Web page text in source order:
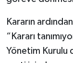
Kararın
“Kararı
Yönetim Kurulu